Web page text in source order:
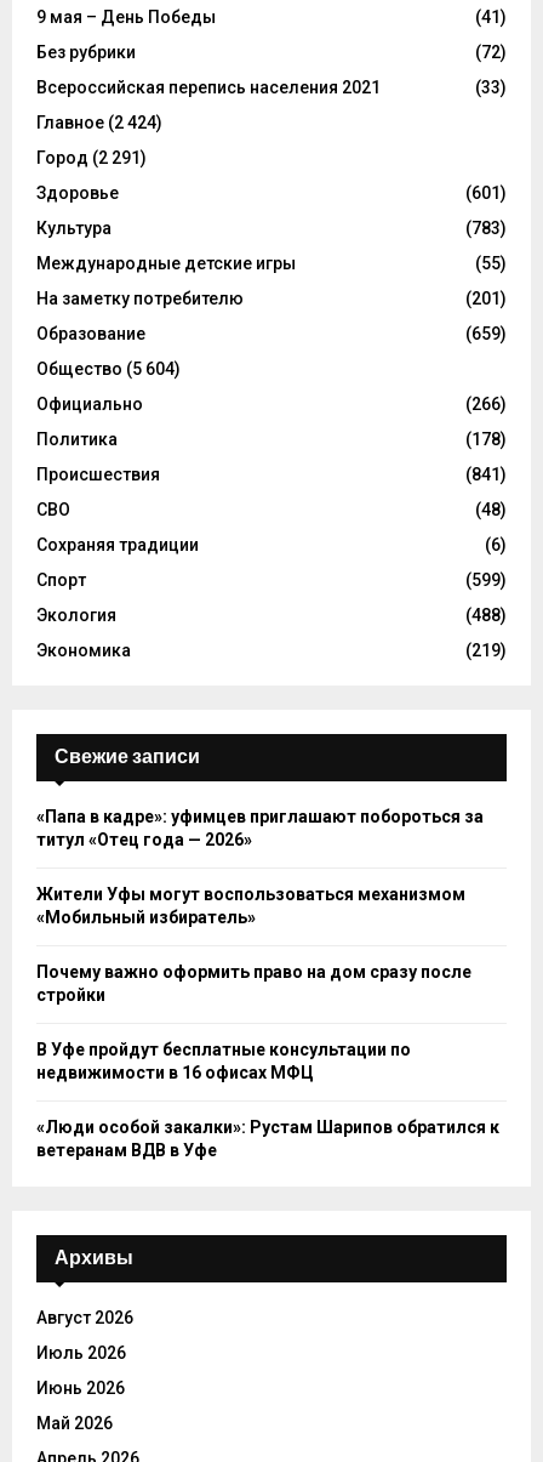
9 мая – День Победы
(41)
Без рубрики
(72)
Всероссийская перепись населения 2021
(33)
Главное (2 424)
Город (2 291)
Здоровье
(601)
Культура
(783)
Международные детские игры
(55)
На заметку потребителю
(201)
Образование
(659)
Общество (5 604)
Официально
(266)
Политика
(178)
Происшествия
(841)
СВО
(48)
Сохраняя традиции
(6)
Спорт
(599)
Экология
(488)
Экономика
(219)
Свежие записи
«Папа в кадре»: уфимцев приглашают побороться за
титул «Отец года — 2026»
Жители Уфы могут воспользоваться механизмом
«Мобильный избиратель»
Почему важно оформить право на дом сразу после
стройки
В Уфе пройдут бесплатные консультации по
недвижимости в 16 офисах МФЦ
«Люди особой закалки»: Рустам Шарипов обратился к
ветеранам ВДВ в Уфе
Архивы
Август 2026
Июль 2026
Июнь 2026
Май 2026
Апрель 2026